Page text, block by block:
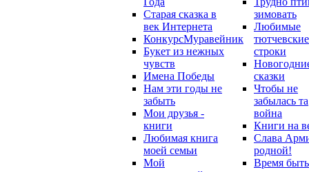
Старая сказка в
век Интернета
КонкурсМуравейник
Букет из нежных
чувств
Имена Победы
Нам эти годы не
забыть
Мои друзья -
книги
Любимая книга
моей семьи
Мой
зимовать
Любимые
тютчевские
строки
сказки
Чтобы не
забылась та
война
Книги на
Слава
родной!
Время быть